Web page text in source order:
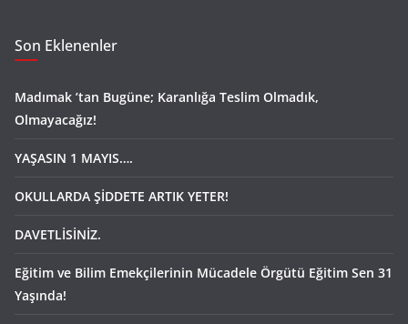
Son Eklenenler
Madımak ’tan Bugüne; Karanlığa Teslim Olmadık,
Olmayacağız!
YAŞASIN 1 MAYIS….
OKULLARDA ŞİDDETE ARTIK YETER!
DAVETLİSİNİZ.
Eğitim ve Bilim Emekçilerinin Mücadele Örgütü Eğitim Sen 31
Yaşında!